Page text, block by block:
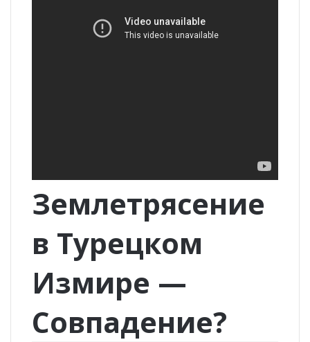
Землетрясение
в Турецком
Измире —
Совпадение?